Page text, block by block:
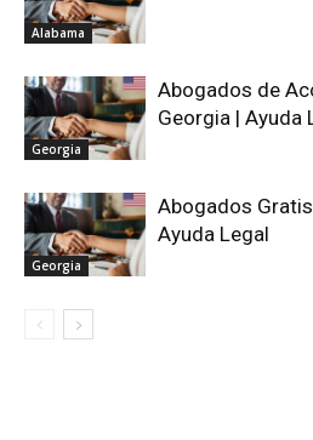
Alabama
Georgia
Abogados de
Georgia | Ayuda
Georgia
Abogados
Ayuda Legal